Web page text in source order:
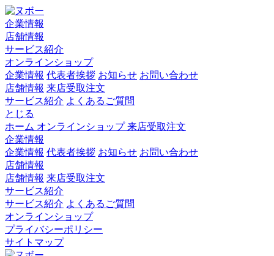
企業情報
店舗情報
サービス紹介
オンラインショップ
企業情報 代表者挨拶 お知らせ お問い合わせ
店舗情報 来店受取注文
サービス紹介 よくあるご質問
とじる
ホーム オンラインショップ来店受取注文
企業情報
企業情報 代表者挨拶 お知らせ お問い合わせ
店舗情報
店舗情報 来店受取注文
サービス紹介
サービス紹介 よくあるご質問
オンラインショップ
プライバシーポリシー
サイトマップ